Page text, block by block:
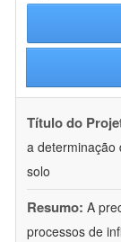
Título do
a determinação
solo
Resumo: A
processos de